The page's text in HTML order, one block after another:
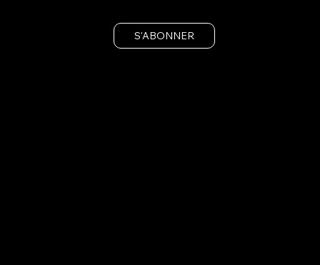
S'ABONNER